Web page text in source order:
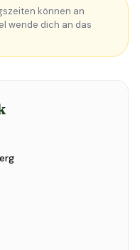
können an
wende dich an das